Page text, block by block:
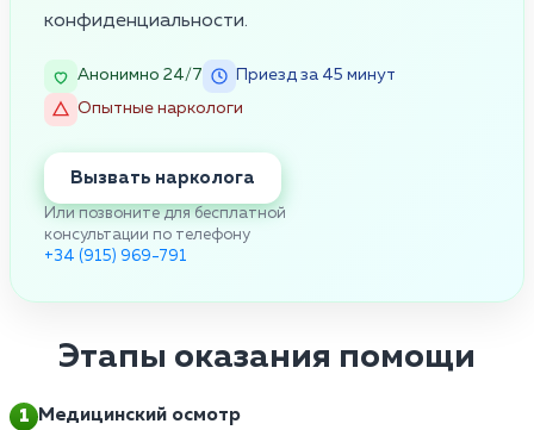
конфиденциальности.
Анонимно 24/7
Приезд за 45 минут
Опытные наркологи
Вызвать нарколога
Или позвоните для бесплатной
консультации по телефону
+34 (915) 969-791
Этапы оказания помощи
Медицинский осмотр